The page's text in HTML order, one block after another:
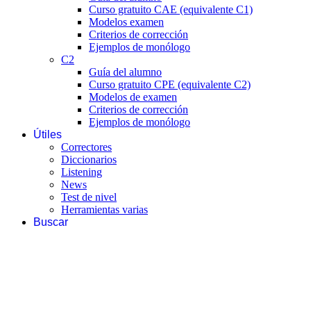
Curso gratuito CAE (equivalente C1)
Modelos examen
Criterios de corrección
Ejemplos de monólogo
C2
Guía del alumno
Curso gratuito CPE (equivalente C2)
Modelos de examen
Criterios de corrección
Ejemplos de monólogo
Útiles
Correctores
Diccionarios
Listening
News
Test de nivel
Herramientas varias
Buscar